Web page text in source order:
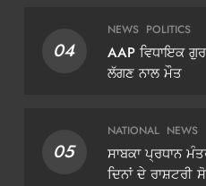
04
NEWS POLITICS
AAP ਵਿਧਾਇਕ
ਲੱਗਣ ਨਾਲ ਮੌਤ
05
NATIONAL NEWS
ਸਾਬਕਾ ਪ੍ਰਧਾਨ
ਦਿਨਾਂ ਦੇ ਰਾਸ਼ਟਰੀ